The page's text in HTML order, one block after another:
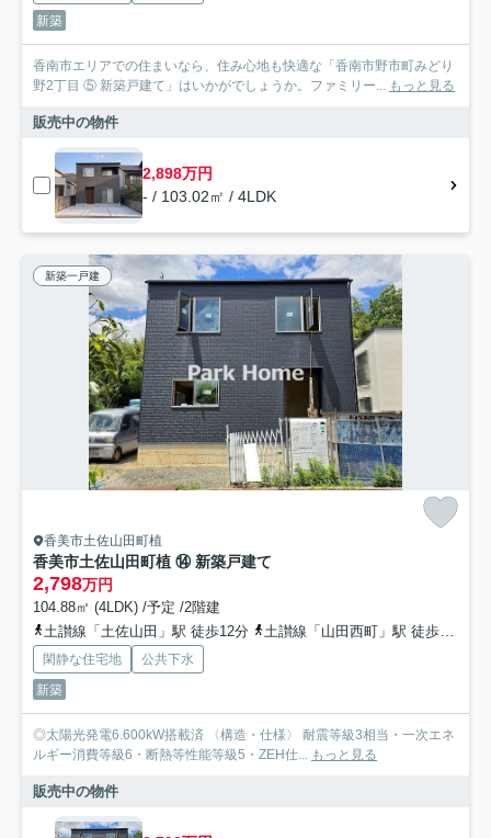
新築
香南市エリアでの住まいなら、住み心地も快適な「香南市野市町みどり
野2丁目 ⑤ 新築戸建て」はいかがでしょうか。ファミリー... もっと見る
販売中の物件
2,898万円
- / 103.02㎡ / 4LDK
新築一戸建
香美市土佐山田町植
香美市土佐山田町植 ⑭ 新築戸建て
2,798万円
104.88㎡ (4LDK) /予定 /2階建
土讃線「土佐山田」駅 徒歩12分
土讃線「山田西町」駅 徒歩14分
閑静な住宅地
公共下水
新築
◎太陽光発電6.600kW搭載済 〈構造・仕様〉 耐震等級3相当・一次エネ
ルギー消費等級6・断熱等性能等級5・ZEH仕... もっと見る
販売中の物件